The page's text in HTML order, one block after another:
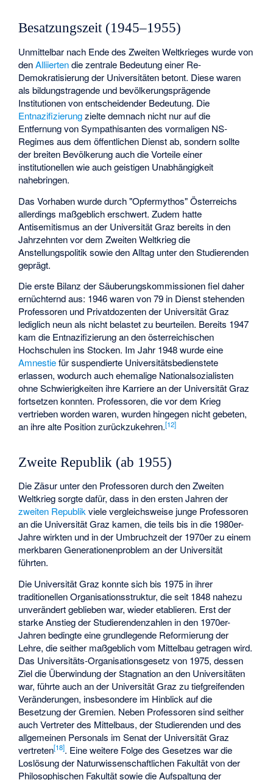
Besatzungszeit (1945–1955)
Unmittelbar nach Ende des Zweiten Weltkrieges wurde von
denAlliiertendie zentrale Bedeutung einer Re-
Demokratisierung der Universitäten betont. Diese waren
als bildungstragende und bevölkerungsprägende
Institutionen von entscheidender Bedeutung. Die
Entnazifizierungzielte demnach nicht nur auf die
Entfernung von Sympathisanten des vormaligen NS-
Regimes aus dem öffentlichen Dienst ab, sondern sollte
der breiten Bevölkerung auch die Vorteile einer
institutionellen wie auch geistigen Unabhängigkeit
nahebringen.
Das Vorhaben wurde durch "Opfermythos" Österreichs
allerdings maßgeblich erschwert. Zudem hatte
Antisemitismus an der Universität Graz bereits in den
Jahrzehnten vor dem Zweiten Weltkrieg die
Anstellungspolitik sowie den Alltag unter den Studierenden
geprägt.
Die erste Bilanz der Säuberungskommissionen fiel daher
ernüchternd aus: 1946 waren von 79 in Dienst stehenden
Professoren und Privatdozenten der Universität Graz
lediglich neun als nicht belastet zu beurteilen. Bereits 1947
kam die Entnazifizierung an den österreichischen
Hochschulen ins Stocken. Im Jahr 1948 wurde eine
Amnestiefür suspendierte Universitätsbedienstete
erlassen, wodurch auch ehemalige Nationalsozialisten
ohne Schwierigkeiten ihre Karriere an der Universität Graz
fortsetzen konnten. Professoren, die vor dem Krieg
vertrieben worden waren, wurden hingegen nicht gebeten,
an ihre alte Position zurückzukehren.[12]
Zweite Republik (ab 1955)
Die Zäsur unter den Professoren durch den Zweiten
Weltkrieg sorgte dafür, dass in den ersten Jahren der
zweiten Republikviele vergleichsweise junge Professoren
an die Universität Graz kamen, die teils bis in die 1980er-
Jahre wirkten und in der Umbruchzeit der 1970er zu einem
merkbaren Generationenproblem an der Universität
führten.
Die Universität Graz konnte sich bis 1975 in ihrer
traditionellen Organisationsstruktur, die seit 1848 nahezu
unverändert geblieben war, wieder etablieren. Erst der
starke Anstieg der Studierendenzahlen in den 1970er-
Jahren bedingte eine grundlegende Reformierung der
Lehre, die seither maßgeblich vom Mittelbau getragen wird.
Das Universitäts-Organisationsgesetz von 1975, dessen
Ziel die Überwindung der Stagnation an den Universitäten
war, führte auch an der Universität Graz zu tiefgreifenden
Veränderungen, insbesondere im Hinblick auf die
Besetzung der Gremien. Neben Professoren sind seither
auch Vertreter des Mittelbaus, der Studierenden und des
allgemeinen Personals im Senat der Universität Graz
vertreten[18]. Eine weitere Folge des Gesetzes war die
Loslösung der Naturwissenschaftlichen Fakultät von der
Philosophischen Fakultät sowie die Aufspaltung der